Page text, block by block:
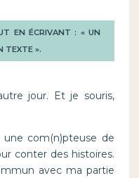
EN ÉCRIVANT : « UN
TEXTE ».
jour. Et je souris,
une com(n)pteuse de
conter des histoires.
avec ma partie